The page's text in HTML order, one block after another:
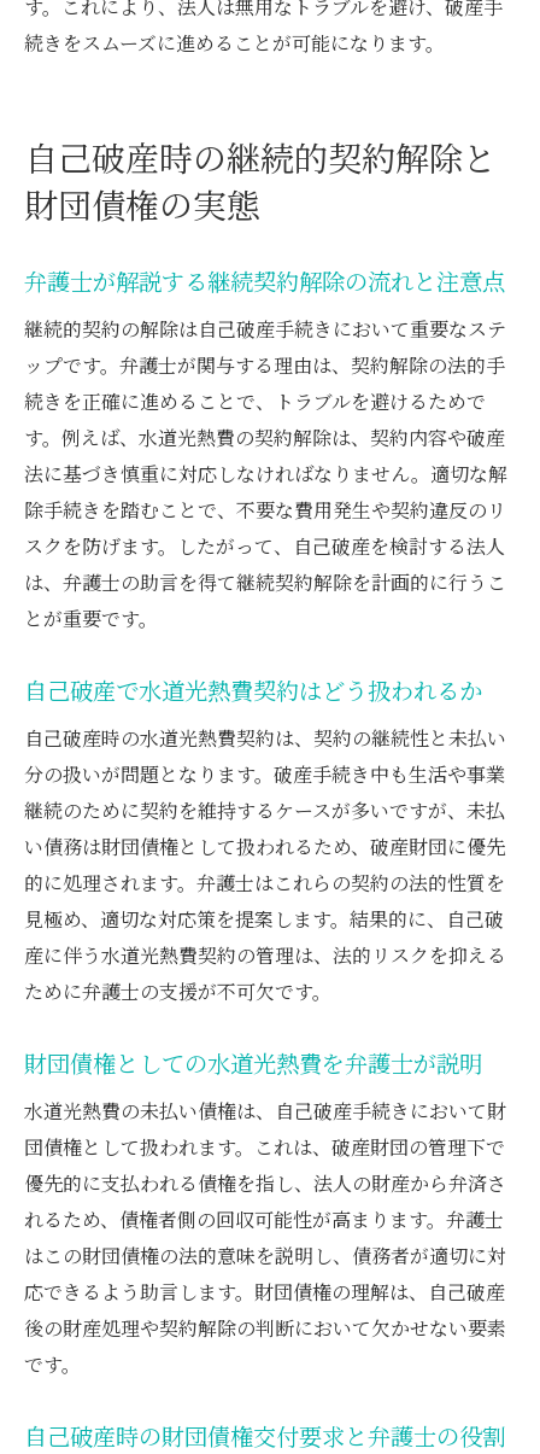
破産法に基づく財団債権の基礎を弁護士解
断
自己破産での財団債権免責の有無を弁護士
破産法下の継続契約解除の弁護士チェック
財団債権交付要求の手続を弁護士が案内
弁護士が教える自己破産と財団債権の関係
水道料金や光熱費の破産時の処理を弁護士が案
内
弁護士が解説する水道光熱費破産時の対応
手順
自己破産での水道料金支払いの注意点と弁
護士解説
案内
弁護士視点での公共料金引き落とし処理
破産手続での水道光熱費の交付要求方法
弁護士がまとめる破産時の水道光熱費処理
の流れ
す。これにより、法人は無用なトラブルを避け、破産手
続きをスムーズに進めることが可能になります。
自己破産時の継続的契約解除と
財団債権の実態
弁護士が解説する継続契約解除の流れと注意点
継続的契約の解除は自己破産手続きにおいて重要なステ
ップです。弁護士が関与する理由は、契約解除の法的手
続きを正確に進めることで、トラブルを避けるためで
す。例えば、水道光熱費の契約解除は、契約内容や破産
法に基づき慎重に対応しなければなりません。適切な解
除手続きを踏むことで、不要な費用発生や契約違反のリ
スクを防げます。したがって、自己破産を検討する法人
は、弁護士の助言を得て継続契約解除を計画的に行うこ
とが重要です。
自己破産で水道光熱費契約はどう扱われるか
自己破産時の水道光熱費契約は、契約の継続性と未払い
分の扱いが問題となります。破産手続き中も生活や事業
継続のために契約を維持するケースが多いですが、未払
い債務は財団債権として扱われるため、破産財団に優先
的に処理されます。弁護士はこれらの契約の法的性質を
見極め、適切な対応策を提案します。結果的に、自己破
産に伴う水道光熱費契約の管理は、法的リスクを抑える
ために弁護士の支援が不可欠です。
財団債権としての水道光熱費を弁護士が説明
水道光熱費の未払い債権は、自己破産手続きにおいて財
団債権として扱われます。これは、破産財団の管理下で
優先的に支払われる債権を指し、法人の財産から弁済さ
れるため、債権者側の回収可能性が高まります。弁護士
はこの財団債権の法的意味を説明し、債務者が適切に対
応できるよう助言します。財団債権の理解は、自己破産
後の財産処理や契約解除の判断において欠かせない要素
です。
自己破産時の財団債権交付要求と弁護士の役割